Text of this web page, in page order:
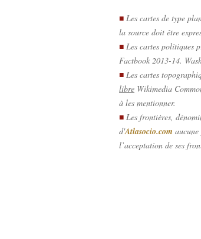
■ Les cartes de type
la source doit être
■ Les cartes politiques
Factbook 2013-14.
■ Les cartes
libre Wikimedia
à les mentionner.
■ Les frontières,
d'Atlasocio.com
l’acceptation de ses